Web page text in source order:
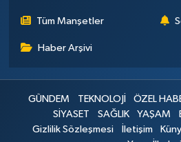
Tüm Manşetler
Haber Arşivi
GÜNDEM TEKNOLOJİ ÖZEL
SİYASET
SAĞLIK YAŞAM
Gizlilik Sözleşmesi
İletişim